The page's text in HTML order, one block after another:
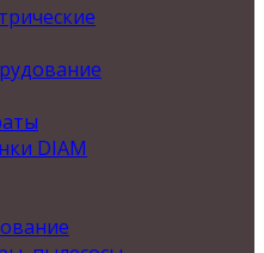
DIAM